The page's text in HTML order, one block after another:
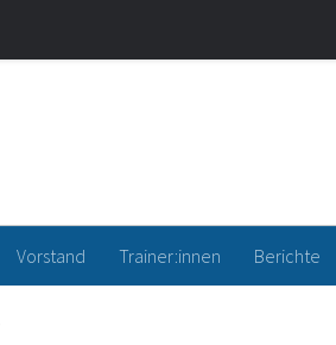
Vorstand Trainer:innen Berichte